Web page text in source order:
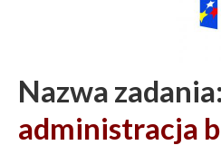
Nazwa zadania:
administracja